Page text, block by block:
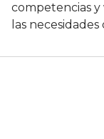
competencias y
las necesidades